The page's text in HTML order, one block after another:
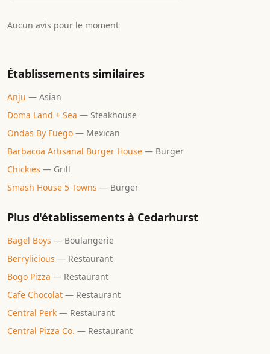
Aucun avis pour le moment
Établissements similaires
Anju — Asian
Doma Land + Sea — Steakhouse
Ondas By Fuego — Mexican
Barbacoa Artisanal Burger House — Burger
Chickies — Grill
Smash House 5 Towns — Burger
Plus d'établissements à Cedarhurst
Bagel Boys — Boulangerie
Berrylicious — Restaurant
Bogo Pizza — Restaurant
Cafe Chocolat — Restaurant
Central Perk — Restaurant
Central Pizza Co. — Restaurant